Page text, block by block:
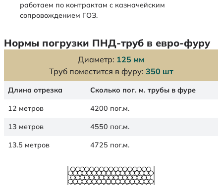
работаем по контрактам с казначейским
сопровождением ГОЗ.
Нормы погрузки ПНД-труб в евро-фуру
Диаметр: 125 мм
Труб поместится в фуру: 350 шт
Длина отрезка Сколько пог. м. трубы в фуре
12 метров 4200 пог.м.
13 метров 4550 пог.м.
13.5 метров 4725 пог.м.